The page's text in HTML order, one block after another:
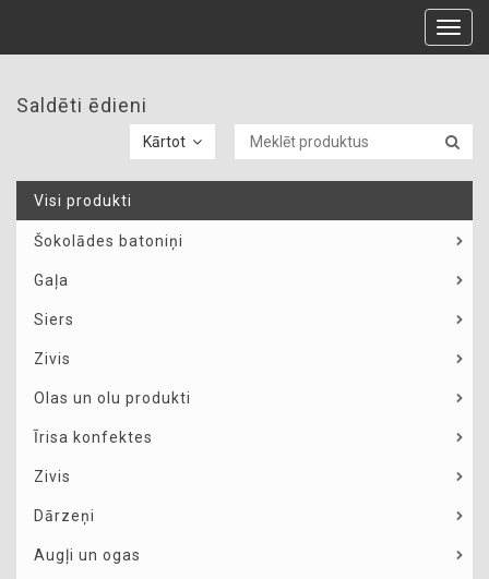
Saldēti ēdieni
Kārtot
Visi produkti
Šokolādes batoniņi
Gaļa
Siers
Zivis
Olas un olu produkti
Īrisa konfektes
Zivis
Dārzeņi
Augļi un ogas